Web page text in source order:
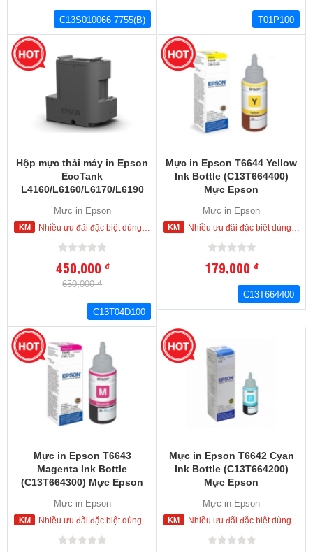
C13S010066 7755(B) T01P100
Hộp mực thải máy in Epson
EcoTank
L4160/L6160/L6170/L6190
(C13T04D100) Hộp mực thải
máy in Epson
Mực in Epson
Nhiều ưu đãi đặc biệt dùng cho khách hàng đặt mua ngay trong hôm nay
450,000đ
650,000 ₫
C13T04D100
Mực in Epson T6644 Yellow
Ink Bottle (C13T664400)
Mực Epson
Mực in Epson
Nhiều ưu đãi đặc biệt dùng cho khách hàng đặt mua ngay trong hôm nay
179,000đ
C13T664400
Mực in Epson T6643
Magenta Ink Bottle
(C13T664300) Mực Epson
L355,L360,L365.L445,L550.L555.L565,L655,L1300
Mực in Epson
Nhiều ưu đãi đặc biệt dùng cho khách hàng đặt mua ngay trong hôm nay
Mực in Epson T6642 Cyan
Ink Bottle (C13T664200)
Mực Epson
Mực in Epson
Nhiều ưu đãi đặc biệt dùng cho khách hàng đặt mua ngay trong hôm nay